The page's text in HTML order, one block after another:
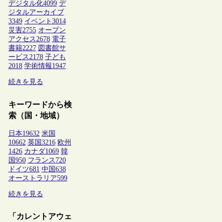
デジタル化4099 デ
ジタルアーカイブ
3349 イベント 3014
災害2755 オープン
アクセス2678 電子
書籍2227 図書館サ
ービス2178 子ども
2018 学術情報1947
続きを見る
キーワードから検
索（国・地域）
日本19632 米国
10662 英国 3216 欧州
1426 カナダ1069 韓
国 950 フランス 720
ドイツ681 中国 638
オーストラリア599
続きを見る
「カレントアウェ